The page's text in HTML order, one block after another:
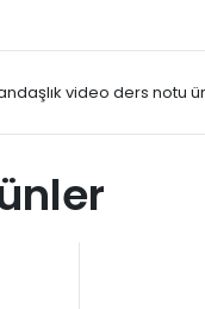
video ders notu